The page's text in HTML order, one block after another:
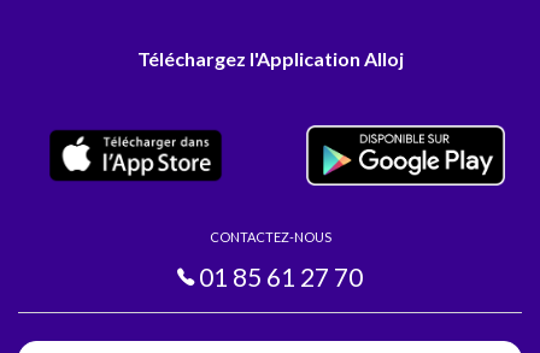
Téléchargez l'Application Alloj
CONTACTEZ-NOUS
01 85 61 27 70